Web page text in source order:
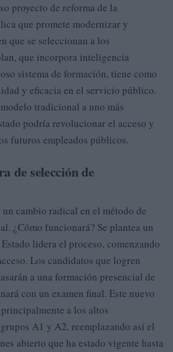
proyecto de reforma de la
que promete modernizar y
que se seleccionan a los
que incorpora inteligencia
sistema de formación, tiene como
y eficacia en el servicio público.
tradicional a uno más
podría revolucionar el acceso y
futuros empleados públicos.
de selección de
cambio radical en el método de
¿Cómo funcionará? Se plantea un
lidera el proceso, comenzando
Los candidatos que logren
a una formación presencial de
con un examen final. Este nuevo
a los altos
A1 y A2, reemplazando así el
abierto que ha estado vigente hasta